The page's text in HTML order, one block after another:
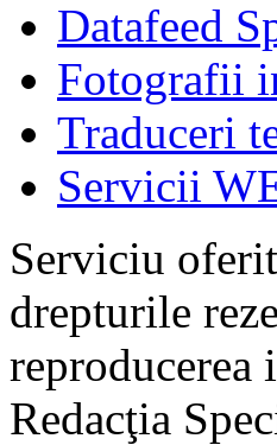
Datafeed
Fotografii
Traduceri
Servicii
Serviciu
drepturile
reproducerea
Redacţia